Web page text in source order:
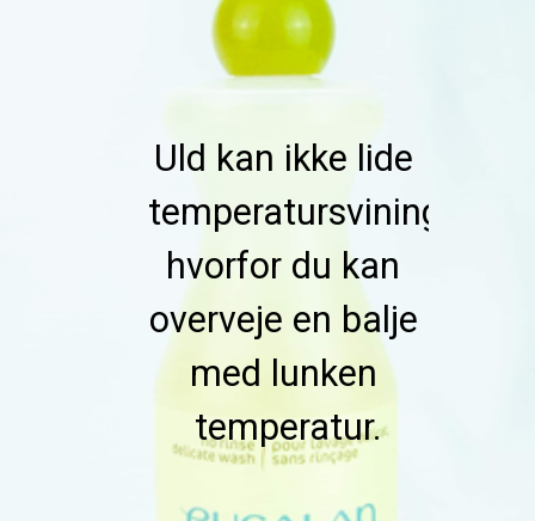
Uld kan ikke lide
temperatursvininger,
hvorfor du kan
overveje en balje
med lunken
temperatur.